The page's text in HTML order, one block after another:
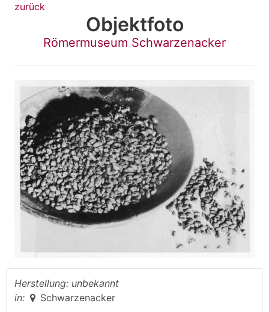
zurück
Objektfoto
Römermuseum Schwarzenacker
Herstellung: unbekannt
in:
Schwarzenacker